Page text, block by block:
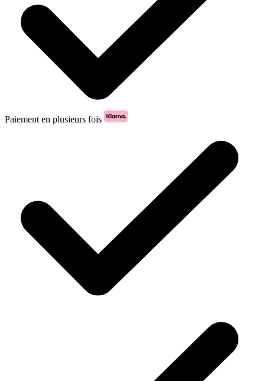
Paiement en plusieurs fois